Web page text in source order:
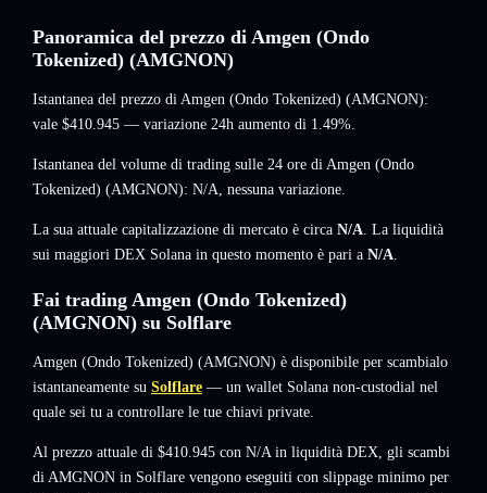
Panoramica del prezzo di Amgen (Ondo
Tokenized) (AMGNON)
Istantanea del prezzo di Amgen (Ondo Tokenized) (AMGNON):
vale $410.945 — variazione 24h aumento di 1.49%.
Istantanea del volume di trading sulle 24 ore di Amgen (Ondo
Tokenized) (AMGNON): N/A, nessuna variazione.
La sua attuale capitalizzazione di mercato è circa N/A. La liquidità
sui maggiori DEX Solana in questo momento è pari a N/A.
Fai trading Amgen (Ondo Tokenized)
(AMGNON) su Solflare
Amgen (Ondo Tokenized) (AMGNON) è disponibile per scambialo
istantaneamente su Solflare — un wallet Solana non-custodial nel
quale sei tu a controllare le tue chiavi private.
Al prezzo attuale di $410.945 con N/A in liquidità DEX, gli scambi
di AMGNON in Solflare vengono eseguiti con slippage minimo per